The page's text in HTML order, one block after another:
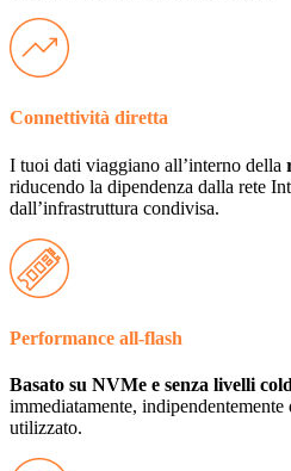
Connettività diretta
I tuoi dati viaggiano all’interno della
riducendo la dipendenza dalla rete
dall’infrastruttura condivisa.
Performance all-flash
Basato su NVMe e senza livelli
immediatamente,
utilizzato.